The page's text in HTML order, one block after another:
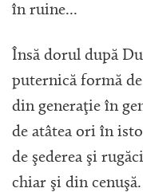
în ruine...
Însă dorul după
puternică formă
din generaţie în
de atâtea ori în
de şederea şi
chiar şi din